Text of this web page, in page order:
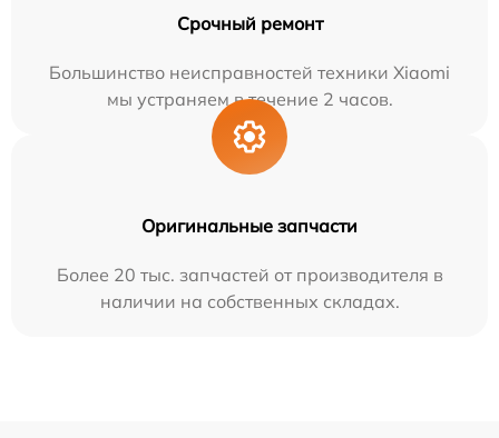
Срочный ремонт
Большинство неисправностей техники Xiaomi
мы устраняем в течение 2 часов.
Оригинальные запчасти
Более 20 тыс. запчастей от производителя в
наличии на собственных складах.